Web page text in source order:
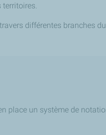
différentes branches
place un système de